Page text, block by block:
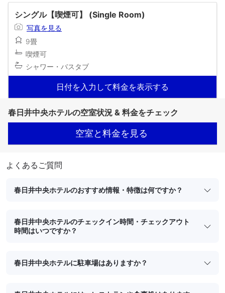
シングル【喫煙可】 (Single Room)
写真を見る
9畳
喫煙可
シャワー・バスタブ
日付を入力して料金を表示する
春日井中央ホテルの空室状況 & 料金をチェック
空室と料金を見る
よくあるご質問
春日井中央ホテルのおすすめ情報・特徴は何ですか？
春日井中央ホテルのチェックイン時間・チェックアウト
時間はいつですか？
春日井中央ホテルに駐車場はありますか？